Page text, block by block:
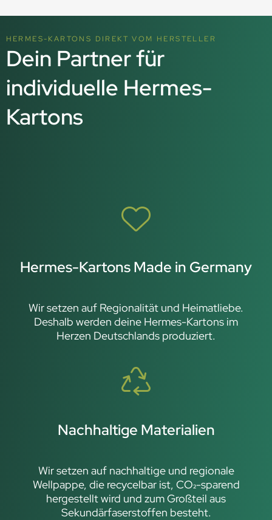
HERMES-KARTONS DIREKT VOM HERSTELLER
Dein Partner für
individuelle Hermes-
Kartons
Hermes-Kartons Made in Germany
Wir setzen auf Regionalität und Heimatliebe.
Deshalb werden deine Hermes-Kartons im
Herzen Deutschlands produziert.
Nachhaltige Materialien
Wir setzen auf nachhaltige und regionale
Wellpappe, die recycelbar ist, CO₂-sparend
hergestellt wird und zum Großteil aus
Sekundärfaserstoffen besteht.